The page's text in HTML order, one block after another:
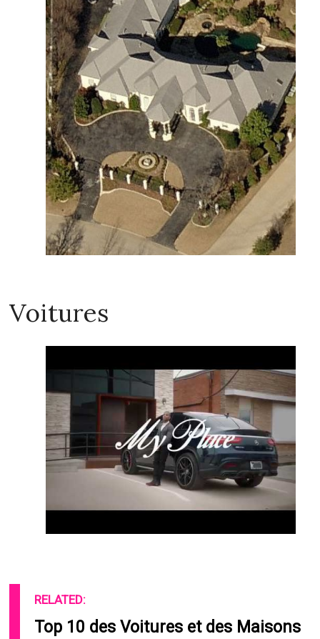
Voitures
RELATED:
Top 10 des Voitures et des Maisons